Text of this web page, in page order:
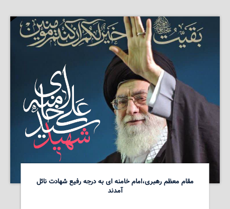
مقام معظم رهبری،امام خامنه ای به درجه رفیع شهادت نائل
آمدند